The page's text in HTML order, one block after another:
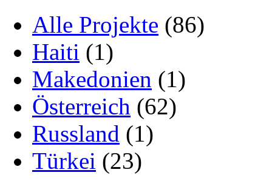
Alle Projekte (86)
Haiti (1)
Makedonien (1)
Österreich (62)
Russland (1)
Türkei (23)